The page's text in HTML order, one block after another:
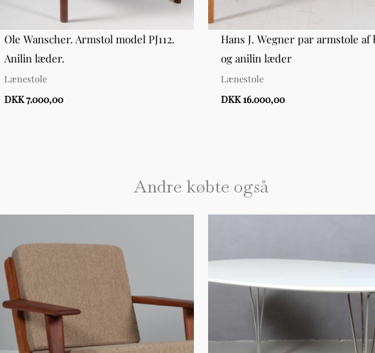
Ole Wanscher. Armstol model PJ112.
Anilin læder.
Lænestole
DKK 7.000,00
Hans J. Wegner par armstole af
og anilin læder
Lænestole
DKK 16.000,00
Andre købte også